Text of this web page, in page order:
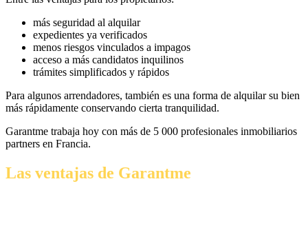
más seguridad al alquilar
expedientes ya verificados
menos riesgos vinculados a impagos
acceso a más candidatos inquilinos
trámites simplificados y rápidos
Para algunos arrendadores, también es una forma de alquilar su bien
más rápidamente conservando cierta tranquilidad.
Garantme trabaja hoy con más de 5 000 profesionales inmobiliarios
partners en Francia.
Las ventajas de Garantme